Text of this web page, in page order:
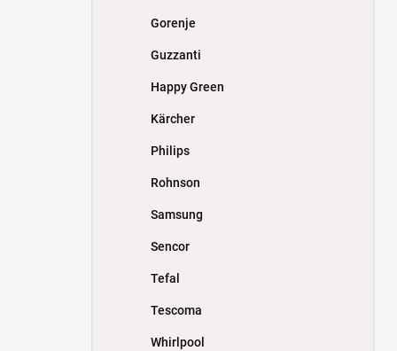
Gorenje
Guzzanti
Happy Green
Kärcher
Philips
Rohnson
Samsung
Sencor
Tefal
Tescoma
Whirlpool